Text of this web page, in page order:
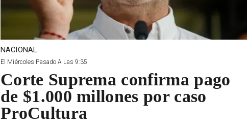
NACIONAL
El Miércoles Pasado A Las 9:35
Corte Suprema confirma pago
de $1.000 millones por caso
ProCultura